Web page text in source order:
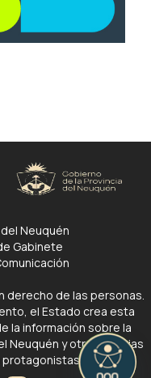
Neuquén
Gabinete
derecho de las personas.
el Estado crea esta
la información sobre la
Neuquén y otras noticias
protagonistas.